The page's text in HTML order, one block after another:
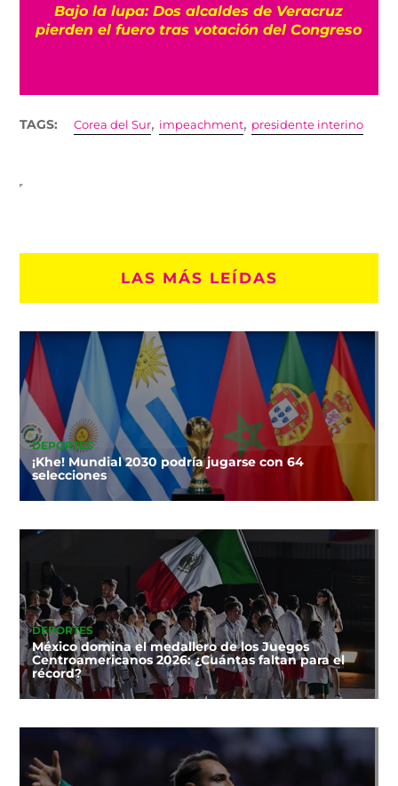
Bajo la lupa: Dos alcaldes de Veracruz
pierden el fuero tras votación del Congreso
TAGS: Corea del Sur, impeachment, presidente interino
LAS MÁS LEÍDAS
DEPORTES
¡Khe! Mundial 2030 podría jugarse con 64
selecciones
DEPORTES
México domina el medallero de los Juegos
Centroamericanos 2026: ¿Cuántas faltan para el
récord?